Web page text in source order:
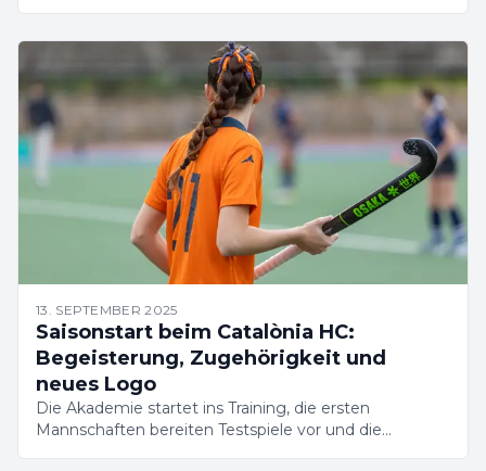
13. SEPTEMBER 2025
Saisonstart beim Catalònia HC:
Begeisterung, Zugehörigkeit und
neues Logo
Die Akademie startet ins Training, die ersten
Mannschaften bereiten Testspiele vor und die